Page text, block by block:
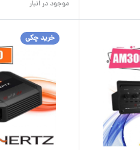
موجود در انبار
خرید چکی